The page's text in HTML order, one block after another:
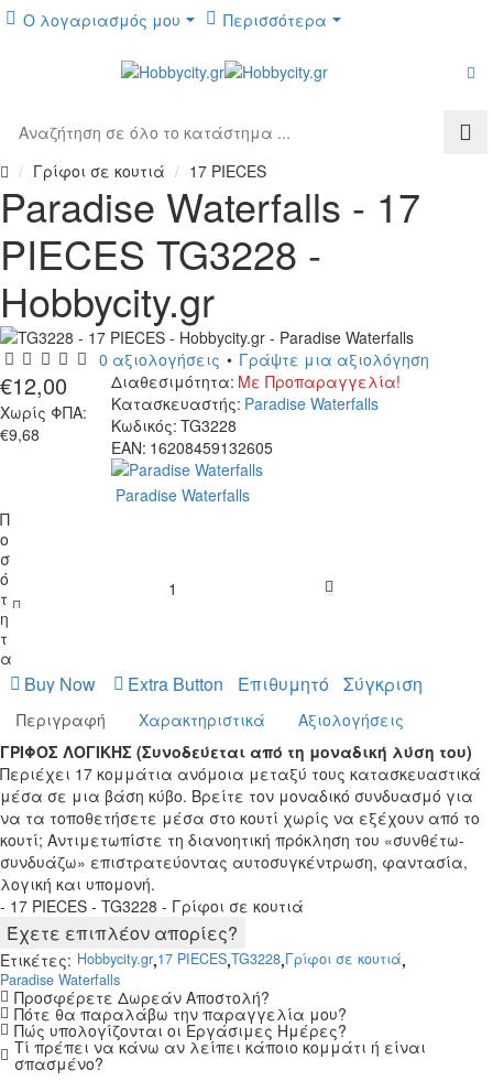
Ο λογαριασμός μου Περισσότερα
Αναζήτηση
σε
το
κατάστημα
...
Paradise Waterfalls - 17
PIECES TG3228 -
Hobbycity.gr
h
o
e
Γρίφοι σε κουτιά 17 PIECES
0 αξιολογήσεις • Γράψτε μια αξιολόγηση
€12,00
Χωρίς ΦΠΑ:
€9,68
Διαθεσιμότητα: Με Προπαραγγελία!
Κατασκευαστής: Paradise Waterfalls
Κωδικός: TG3228
EAN: 16208459132605
Paradise Waterfalls
Π
ο
σ
ό
τ
η
τ
α
Buy Now Extra Button Επιθυμητό Σύγκριση
Περιγραφή Χαρακτηριστικά
Αξιολογήσεις
ΓΡΙΦΟΣ ΛΟΓΙΚΗΣ (Συνοδεύεται από τη μοναδική λύση του)
Περιέχει 17 κομμάτια ανόμοια μεταξύ τους κατασκευαστικά
μέσα σε μια βάση κύβο. Βρείτε τον μοναδικό συνδυασμό για
να τα τοποθετήσετε μέσα στο κουτί χωρίς να εξέχουν από το
κουτί; Αντιμετωπίστε τη διανοητική πρόκληση του «συνθέτω-
συνδυάζω» επιστρατεύοντας αυτοσυγκέντρωση, φαντασία,
λογική και υπομονή.
- 17 PIECES - TG3228 - Γρίφοι σε κουτιά
Έχετε επιπλέον απορίες?
Ετικέτες: Hobbycity.gr,17 PIECES,TG3228,Γρίφοι σε κουτιά,
Paradise Waterfalls
Προσφέρετε Δωρεάν Αποστολή?
Πότε θα παραλάβω την παραγγελία μου?
Πώς υπολογίζονται οι Εργάσιμες Ημέρες?
Τί πρέπει να κάνω αν λείπει κάποιο κομμάτι ή είναι
σπασμένο?